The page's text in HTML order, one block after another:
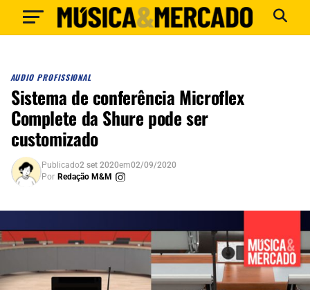
AUDIO PROFISSIONAL
Sistema de conferência Microflex
Complete da Shure pode ser
customizado
Publicado2 set 2020em02/09/2020
Por Redação M&M